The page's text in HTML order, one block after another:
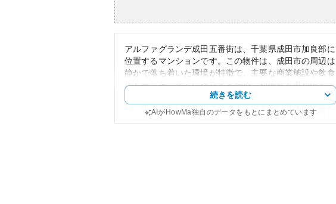
アルファグランデ成田五番街は、千葉県成田市加良部に
位置するマンションです。この物件は、成田市の周辺は
静かで落ち着いた環境が特徴で、主要な商業施設や飲食
店もそこそこ近くに存在するため、利便性も兼ね備えて
います。また、こちらのマンションは外観が整ってお
り、手入れが行き届いています。築年数は具体的に分か
続きを読む
AIがHowMa独自のデータをもとにまとめています